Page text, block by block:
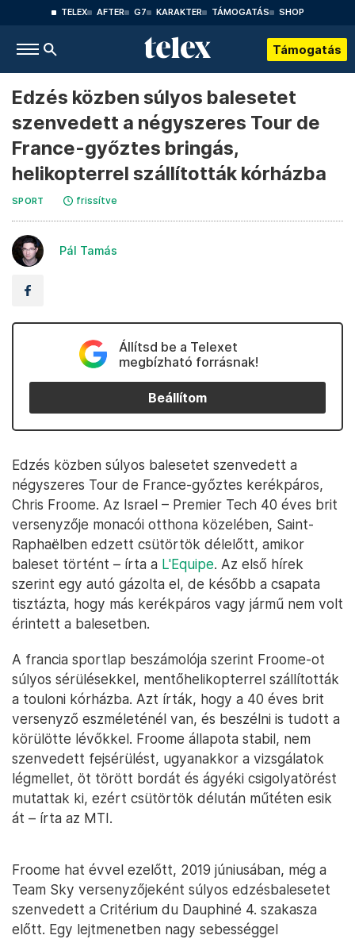
TELEX AFTER G7 KARAKTER TÁMOGATÁS SHOP
Támogatás
Edzés közben súlyos balesetet
szenvedett a négyszeres Tour de
France-győztes bringás,
helikopterrel szállították kórházba
SPORT frissítve
Pál Tamás
Állítsd be a Telexet
megbízható forrásnak!
Beállítom
Edzés közben súlyos balesetet szenvedett a
négyszeres Tour de France-győztes kerékpáros,
Chris Froome. Az Israel – Premier Tech 40 éves brit
versenyzője monacói otthona közelében, Saint-
Raphaëlben edzett csütörtök délelőtt, amikor
baleset történt – írta a L'Equipe. Az első hírek
szerint egy autó gázolta el, de később a csapata
tisztázta, hogy más kerékpáros vagy jármű nem volt
érintett a balesetben.
A francia sportlap beszámolója szerint Froome-ot
súlyos sérülésekkel, mentőhelikopterrel szállították
a touloni kórházba. Azt írták, hogy a 40 éves brit
versenyző eszméleténél van, és beszélni is tudott a
körülötte lévőkkel. Froome állapota stabil, nem
szenvedett fejsérülést, ugyanakkor a vizsgálatok
légmellet, öt törött bordát és ágyéki csigolyatörést
mutattak ki, ezért csütörtök délután műtéten esik
át – írta az MTI.
Froome hat évvel ezelőtt, 2019 júniusában, még a
Team Sky versenyzőjeként súlyos edzésbalesetet
szenvedett a Critérium du Dauphiné 4. szakasza
előtt. Egy lejtmenetben nagy sebességgel